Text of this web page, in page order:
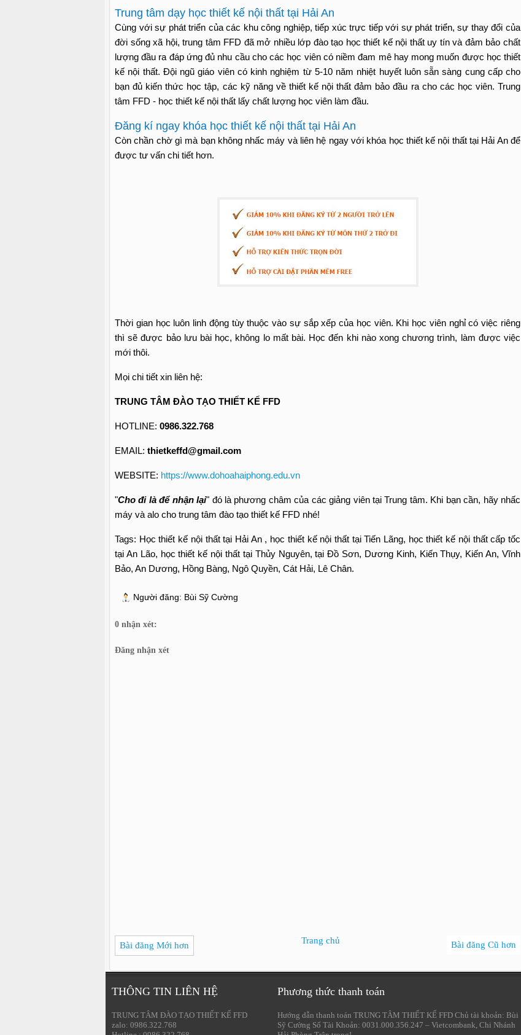
Trung tâm dạy học thiết kế nội thất tại Hải An
Cùng với sự phát triển của các khu công nghiệp, tiếp xúc trực tiếp với sự phát triển, sự thay đổi của
đời sống xã hội, trung tâm FFD đã mở nhiều lớp đào tạo học thiết kế nội thất uy tín và đảm bảo chất
lượng đầu ra đáp ứng đủ nhu cầu cho các học viên có niềm đam mê hay mong muốn được học thiết
kế nội thất. Đội ngũ giáo viên có kinh nghiệm từ 5-10 năm nhiệt huyết luôn sẵn sàng cung cấp cho
bạn đủ kiến thức học tập, các kỹ năng về thiết kế nội thất đảm bảo đầu ra cho các học viên. Trung
tâm FFD - học thiết kế nội thất lấy chất lượng học viên làm đầu.
Đăng kí ngay khóa học thiết kế nội thất tại Hải An
Còn chần chờ gì mà bạn không nhấc máy và liên hệ ngay với khóa học thiết kế nội thất tại Hải An để
được tư vấn chi tiết hơn.
Thời gian học luôn linh động tùy thuộc vào sự sắp xếp của học viên. Khi học viên nghỉ có việc riêng
thì sẽ được bảo lưu bài học, không lo mất bài. Học đến khi nào xong chương trình, làm được việc
mới thôi.
Mọi chi tiết xin liên hệ:
TRUNG TÂM ĐÀO TẠO THIẾT KẾ FFD
HOTLINE: 0986.322.768
EMAIL: thietkeffd@gmail.com
WEBSITE: https://www.dohoahaiphong.edu.vn
"Cho đi là để nhận lại" đó là phương châm của các giảng viên tại Trung tâm. Khi bạn cần, hãy nhấc
máy và alo cho trung tâm đào tạo thiết kế FFD nhé!
Tags: Học thiết kế nội thất tại Hải An , học thiết kế nội thất tại Tiến Lãng, học thiết kế nội thất cấp tốc
tại An Lão, học thiết kế nội thất tại Thủy Nguyên, tại Đồ Sơn, Dương Kinh, Kiến Thụy, Kiến An, Vĩnh
Bảo, An Dương, Hồng Bàng, Ngô Quyền, Cát Hải, Lê Chân.
Người đăng: Bùi Sỹ Cường
0 nhận xét:
Đăng nhận xét
Bài đăng Mới hơn Bài đăng Cũ hơn
Trang chủ
THÔNG TIN LIÊN HỆ
TRUNG TÂM ĐÀO TẠO THIẾT KẾ FFD
zalo: 0986.322.768
Phương thức thanh toán
Hướng dẫn thanh toán TRUNG TÂM THIẾT KẾ FFD Chủ tài khoản: Bùi
Sỹ Cường Số Tài Khoản: 0031.000.356.247 – Vietcombank, Chi Nhánh